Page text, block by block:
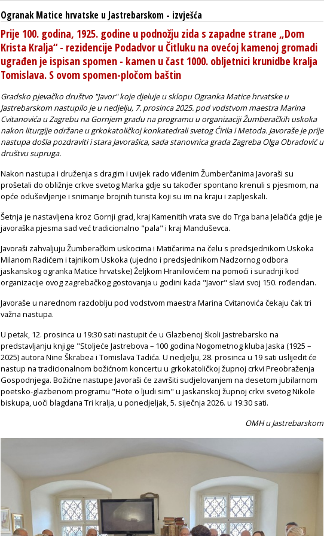
Ogranak Matice hrvatske u Jastrebarskom - izvješća
Prije 100. godina, 1925. godine u podnožju zida s zapadne strane „Dom
Krista Kralja“ - rezidencije Podadvor u Čitluku na ovećoj kamenoj gromadi
ugrađen je ispisan spomen - kamen u čast 1000. obljetnici krunidbe kralja
Tomislava. S ovom spomen-pločom baštin
Gradsko pjevačko društvo "Javor" koje djeluje u sklopu Ogranka Matice hrvatske u
Jastrebarskom nastupilo je u nedjelju, 7. prosinca 2025. pod vodstvom maestra Marina
Cvitanovića u Zagrebu na Gornjem gradu na programu u organizaciji Žumberačkih uskoka
nakon liturgije održane u grkokatoličkoj konkatedrali svetog Ćirila i Metoda. Javoraše je prije
nastupa došla pozdraviti i stara Javorašica, sada stanovnica grada Zagreba Olga Obradović u
društvu supruga.
Nakon nastupa i druženja s dragim i uvijek rado viđenim Žumberčanima Javoraši su
prošetali do obližnje crkve svetog Marka gdje su također spontano krenuli s pjesmom, na
opće oduševljenje i snimanje brojnih turista koji su im na kraju i zapljeskali.
Šetnja je nastavljena kroz Gornji grad, kraj Kamenitih vrata sve do Trga bana Jelačića gdje je
javoraška pjesma sad već tradicionalno "pala" i kraj Manduševca.
Javoraši zahvaljuju Žumberačkim uskocima i Matičarima na čelu s predsjednikom Uskoka
Milanom Radićem i tajnikom Uskoka (ujedno i predsjednikom Nadzornog odbora
jaskanskog ogranka Matice hrvatske) Željkom Hranilovićem na pomoći i suradnji kod
organizacije ovog zagrebačkog gostovanja u godini kada "Javor" slavi svoj 150. rođendan.
Javoraše u narednom razdoblju pod vodstvom maestra Marina Cvitanovića čekaju čak tri
važna nastupa.
U petak, 12. prosinca u 19:30 sati nastupit će u Glazbenoj školi Jastrebarsko na
predstavljanju knjige "Stoljeće Jastrebova – 100 godina Nogometnog kluba Jaska (1925 –
2025) autora Nine Škrabea i Tomislava Tadića. U nedjelju, 28. prosinca u 19 sati uslijedit će
nastup na tradicionalnom božićnom koncertu u grkokatoličkoj župnoj crkvi Preobraženja
Gospodnjega. Božićne nastupe Javoraši će završiti sudjelovanjem na desetom jubilarnom
poetsko-glazbenom programu "Hote o ljudi sim" u jaskanskoj župnoj crkvi svetog Nikole
biskupa, uoči blagdana Tri kralja, u ponedjeljak, 5. siječnja 2026. u 19:30 sati.
OMH u Jastrebarskom